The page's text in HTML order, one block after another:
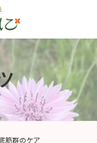
筋群のケア